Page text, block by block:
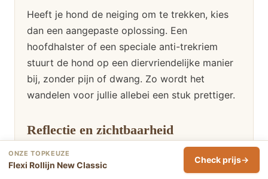
Heeft je hond de neiging om te trekken, kies
dan een aangepaste oplossing. Een
hoofdhalster of een speciale anti-trekriem
stuurt de hond op een diervriendelijke manier
bij, zonder pijn of dwang. Zo wordt het
wandelen voor jullie allebei een stuk prettiger.
Reflectie en zichtbaarheid
Niet elke lijn is reflecterend, maar in het
donker is dat erg handig. Loop je vaak ’s
ONZE TOPKEUZE
Flexi Rollijn New Classic Check prijs